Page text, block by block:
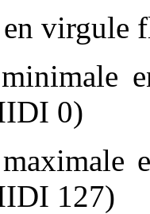
virgule
0)
127)